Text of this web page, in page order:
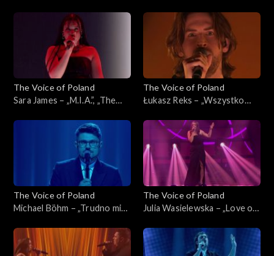
of Poland”, Live 2, 15
listopada 2025
Live 2, 15 listopada 2025
The Voice of Poland
Sara James – „M.I.A.”, „The
listopada 2025
The Voice of Poland
Łukasz Reks – „Wszystko
Poland”, Live 2, 15 listopada
The Voice of Poland
Michael Böhm – „Trudno mi
Poland”, Live 2, 15 listopada
2025
The Voice of Poland
Julia Wasielewska – „Love on
Live 2, 15 listopada 2025